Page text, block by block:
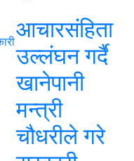
आचारसंहिता
उल्लंघन गर्दै
खानेपानी
मन्त्री
चौधरीले गरे